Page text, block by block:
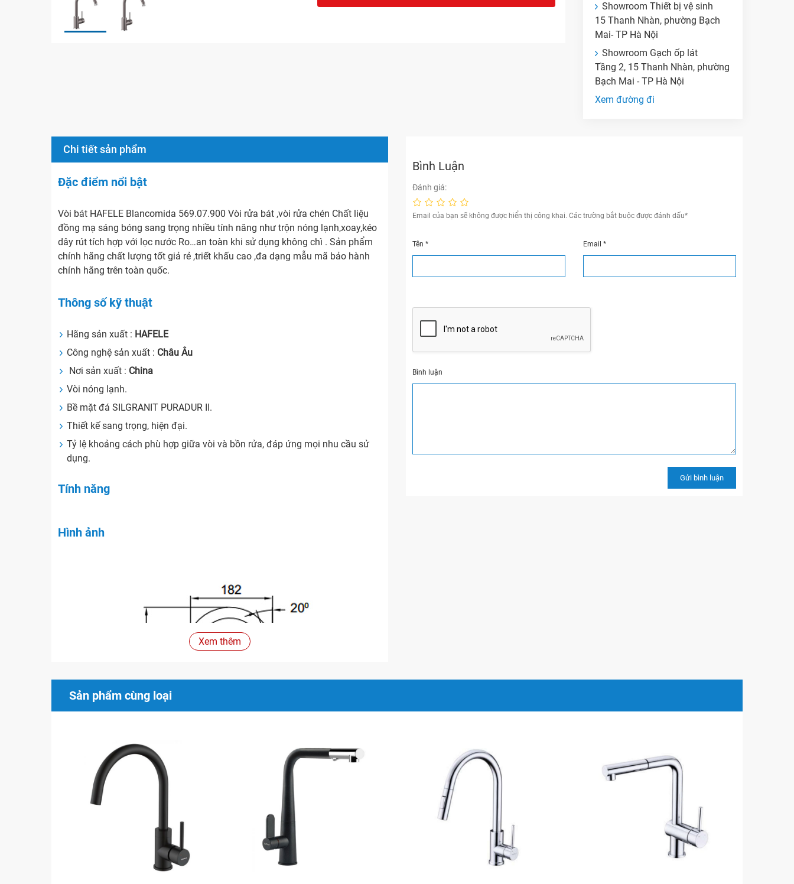
Showroom Thiết bị vệ sinh
15 Thanh Nhàn, phường Bạch
Mai- TP Hà Nội
Showroom Gạch ốp lát
Tầng 2, 15 Thanh Nhàn, phường
Bạch Mai - TP Hà Nội
Xem đường đi
Chi tiết sản phẩm
Đặc điểm nổi bật
Vòi bát HAFELE Blancomida 569.07.900 Vòi rửa bát ,vòi rửa chén Chất liệu
đồng mạ sáng bóng sang trọng nhiều tính năng như trộn nóng lạnh,xoay,kéo
dây rút tích hợp với lọc nước Ro…an toàn khi sử dụng không chì . Sản phẩm
chính hãng chất lượng tốt giả rẻ ,triết khấu cao ,đa dạng mẫu mã bảo hành
chính hãng trên toàn quốc.
Thông số kỹ thuật
Hãng sản xuất : HAFELE
Công nghệ sản xuất : Châu Âu
Nơi sản xuất : China
Vòi nóng lạnh.
Bề mặt đá SILGRANIT PURADUR II.
Thiết kế sang trọng, hiện đại.
Tỷ lệ khoảng cách phù hợp giữa vòi và bồn rửa, đáp ứng mọi nhu cầu sử
dụng.
Tính năng
Hình ảnh
Vòi bát HAFELE Blancomida 569.07.900
Xem thêm
Bình Luận
Đánh giá:
Email của bạn sẽ không được hiển thị công khai. Các trường bắt buộc được đánh dấu*
Tên* Email *
Bình luận
Sản phẩm cùng loại